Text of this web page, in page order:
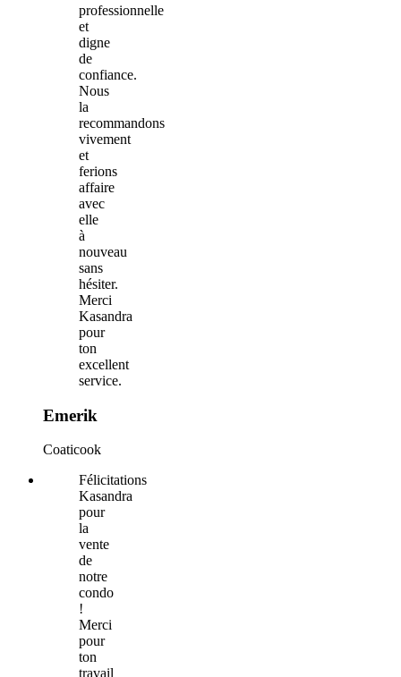
professionnelle
et
digne
de
confiance.
Nous
la
recommandons
vivement
et
ferions
affaire
avec
elle
à
nouveau
sans
hésiter.
Merci
Kasandra
pour
ton
excellent
service.
Emerik
Coaticook
Félicitations
Kasandra
pour
la
vente
de
notre
condo
!
Merci
pour
ton
travail